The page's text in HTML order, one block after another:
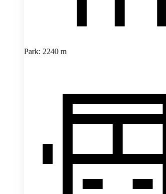
Park: 2240 m